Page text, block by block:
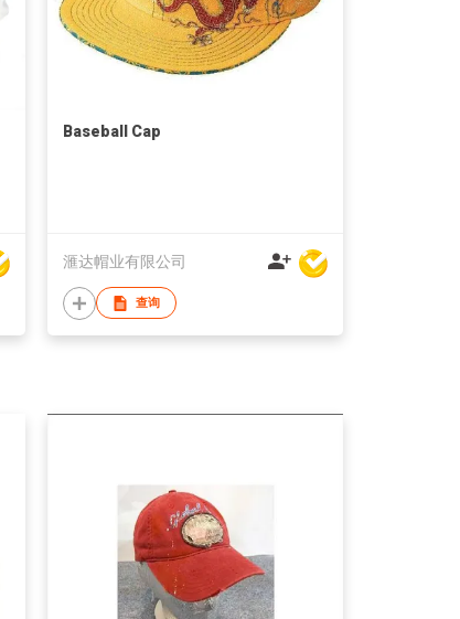
Baseball Cap
滙达帽业有限公司
查询